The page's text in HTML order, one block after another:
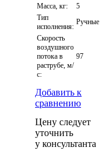
Масса, кг:
5
Тип
исполнения:
Ручные
Скорость
воздушного
потока в
раструбе, м/
с:
97
Добавить к
сравнению
Цену следует
уточнить
у консультанта